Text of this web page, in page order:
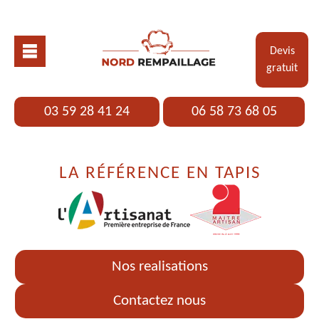
Devis
gratuit
03 59 28 41 24 06 58 73 68 05
LA RÉFÉRENCE EN TAPIS
Nos realisations
Contactez nous